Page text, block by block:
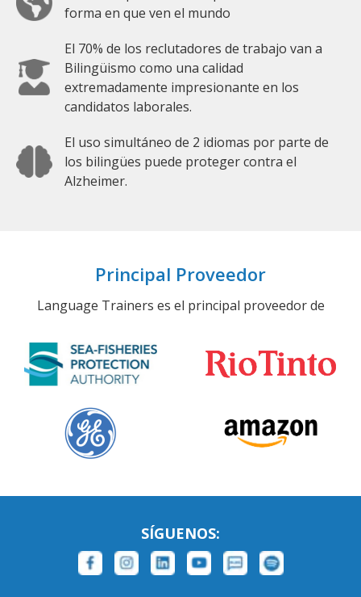
forma en que ven el mundo
El 70% de los reclutadores de trabajo van a
Bilingüismo como una calidad
extremadamente impresionante en los
candidatos laborales.
El uso simultáneo de 2 idiomas por parte de
los bilingües puede proteger contra el
Alzheimer.
Principal Proveedor
Language Trainers es el principal proveedor de
SÍGUENOS: